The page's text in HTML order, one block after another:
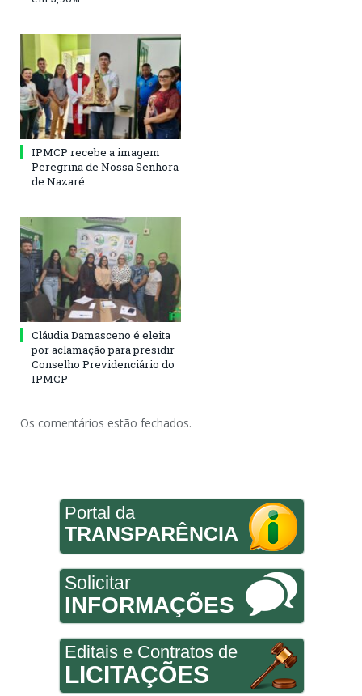
IPMCP recebe a imagem
Peregrina de Nossa Senhora
de Nazaré
Cláudia Damasceno é eleita
por aclamação para presidir
Conselho Previdenciário do
IPMCP
Os comentários estão fechados.
Portal da
TRANSPARÊNCIA
Solicitar
INFORMAÇÕES
Editais e Contratos de
LICITAÇÕES